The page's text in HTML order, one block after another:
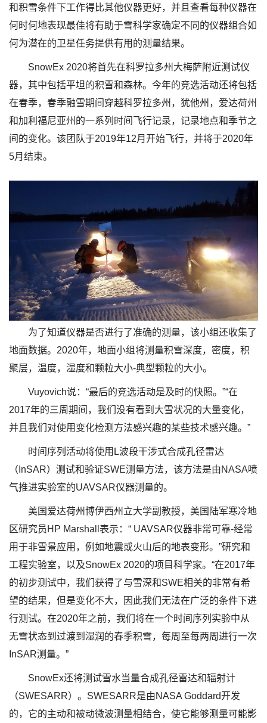
和积雪条件下工作得比其他仪器更好，并且查看每种仪器在
何时何地表现最佳将有助于雪科学家确定不同的仪器组合如
何为潜在的卫星任务提供有用的测量结果。
SnowEx 2020将首先在科罗拉多州大梅萨附近测试仪
器，其中包括平坦的积雪和森林。今年的竞选活动还将包括
在春季，春季融雪期间穿越科罗拉多州，犹他州，爱达荷州
和加利福尼亚州的一系列时间飞行记录，记录地点和季节之
间的变化。该团队于2019年12月开始飞行，并将于2020年
5月结束。
为了知道仪器是否进行了准确的测量，该小组还收集了
地面数据。2020年，地面小组将测量积雪深度，密度，积
聚层，温度，湿度和颗粒大小-典型颗粒的大小。
Vuyovich说：“最后的竞选活动是及时的快照。”“在
2017年的三周期间，我们没有看到大雪状况的大量变化，
并且我们对使用变化检测方法感兴趣的某些技术感兴趣。”
时间序列活动将使用L波段干涉式合成孔径雷达
（InSAR）测试和验证SWE测量方法，该方法是由NASA喷
气推进实验室的UAVSAR仪器测量的。
美国爱达荷州博伊西州立大学副教授，美国陆军寒冷地
区研究员HP Marshall表示：“ UAVSAR仪器非常可靠-经常
用于非雪景应用，例如地震或火山后的地表变形。”研究和
工程实验室，以及SnowEx 2020的项目科学家。“在2017年
的初步测试中，我们获得了与雪深和SWE相关的非常有希
望的结果，但是变化不大，因此我们无法在广泛的条件下进
行测试。在2020年之前，我们将在一个时间序列实验中从
无雪状态到过渡到湿润的春季积雪，每周至每两周进行一次
InSAR测量。”
SnowEx还将测试雪水当量合成孔径雷达和辐射计
（SWESARR）。SWESARR是由NASA Goddard开发
的，它的主动和被动微波测量相结合，使它能够测量可能影